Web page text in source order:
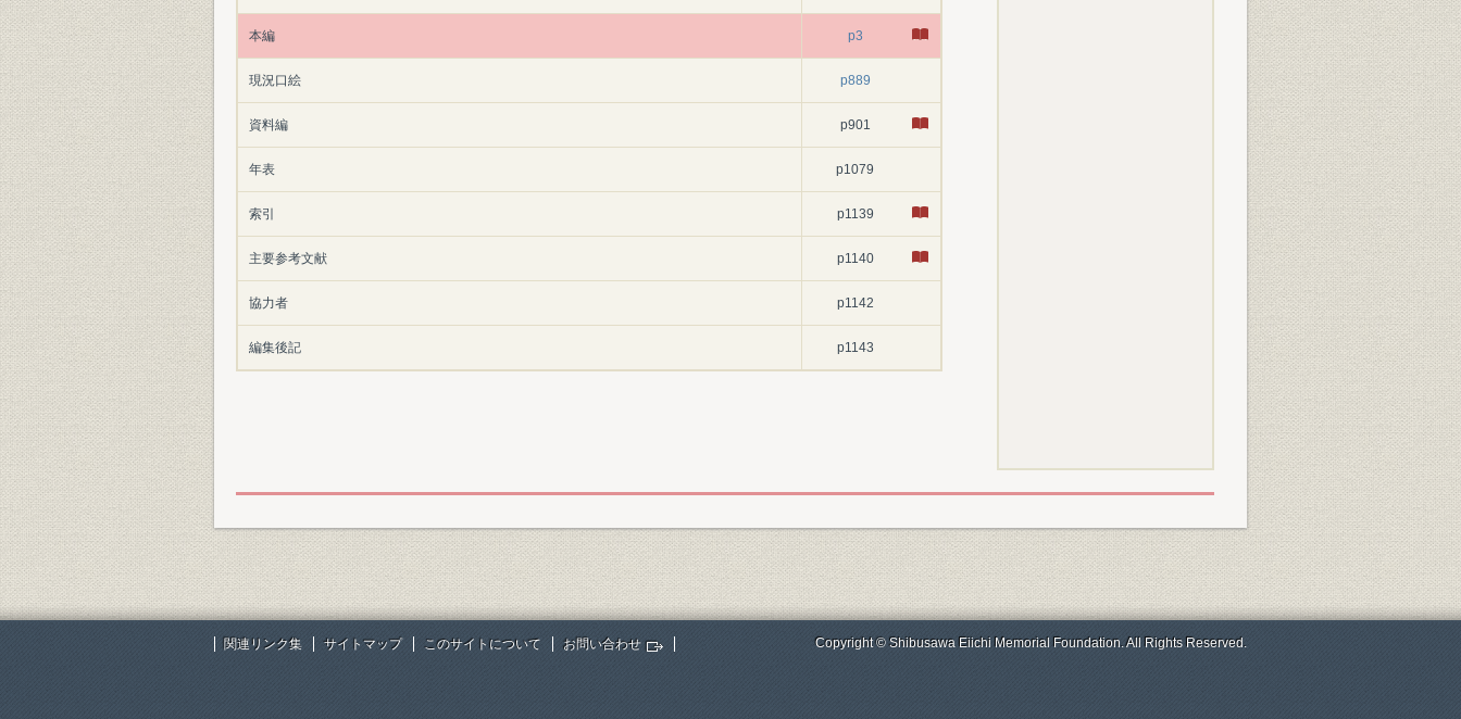
本編 p3
現況口絵 p889
資料編 p901
年表 p1079
索引 p1139
主要参考文献 p1140
協力者 p1142
編集後記 p1143
関連リンク集 サイトマップ このサイトについて お問い合わせ Copyright © Shibusawa Eiichi Memorial Foundation. All Rights Reserved.